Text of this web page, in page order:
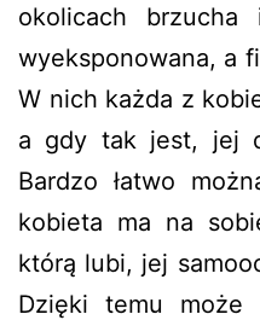
okolicach
wyeksponowana, a
W nich każda z
a gdy tak jest, jej
Bardzo łatwo
kobieta ma na
którą lubi, jej
Dzięki temu może